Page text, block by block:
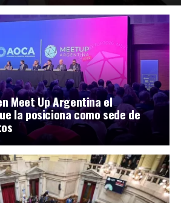
Meet Up Argentina el
la posiciona como sede de